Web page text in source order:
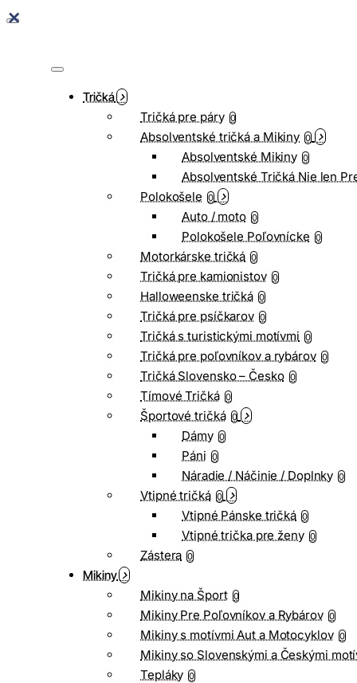
Tričká
Tričká pre páry 0
Absolventské tričká a Mikiny 0
Absolventské Mikiny 0
Absolventské Tričká Nie len
Polokošele 0
Auto / moto 0
Polokošele Poľovnícke 0
Motorkárske tričká 0
Tričká pre kamionistov 0
Halloweenske tričká 0
Tričká pre psíčkarov 0
Tričká s turistickými motívmi 0
Tričká pre poľovníkov a rybárov 0
Tričká Slovensko – Česko 0
Tímové Tričká 0
Športové tričká 0
Dámy 0
Páni 0
Náradie / Náčinie / Doplnky 0
Vtipné tričká 0
Vtipné Pánske tričká 0
Vtipné trička pre ženy 0
Zástera 0
Mikiny
Mikiny na Šport 0
Mikiny Pre Poľovníkov a Rybárov 0
Mikiny s motívmi Aut a Motocyklov 0
Mikiny so Slovenskými a Českými
Tepláky 0